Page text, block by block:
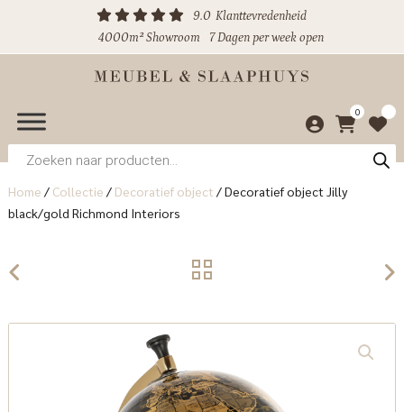
9.0 Klanttevredenheid
4000m² Showroom
7 Dagen per week open
0
Producten
zoeken
Home / Collectie / Decoratief object /Decoratief object Jilly
black/gold Richmond Interiors